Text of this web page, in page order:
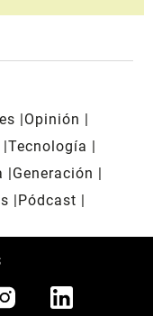
Opinión
Tecnología
Generación
Pódcast